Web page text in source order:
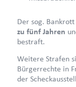
Der sog.
zu fünf Jahren
bestraft.
Weitere Strafen
Bürgerrechte in
der